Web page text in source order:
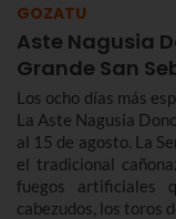
GOZATU
Aste Nagusia
Grande San
Los ocho días más
La Aste Nagusia
al 15 de agosto. La
el tradicional
fuegos artificiales
cabezudos, los toros